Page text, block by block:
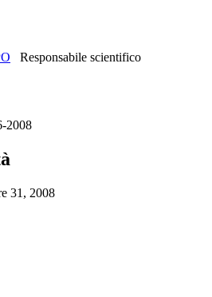
Responsabile scientifico
2008
31, 2008